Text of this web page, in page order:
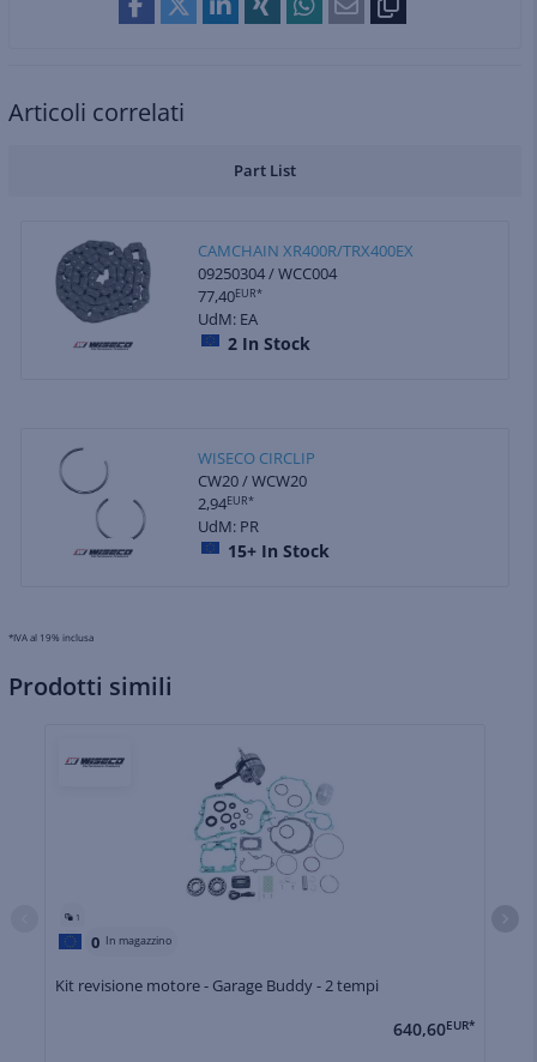
Articoli correlati
Part List
CAMCHAIN XR400R/TRX400EX
09250304 / WCC004
77,40EUR*
UdM: EA
2 In Stock
WISECO CIRCLIP
CW20 / WCW20
2,94EUR*
UdM: PR
15+ In Stock
*IVA al 19% inclusa
Prodotti simili
1
0 In magazzino
Kit revisione motore - Garage Buddy - 2 tempi
640,60EUR*